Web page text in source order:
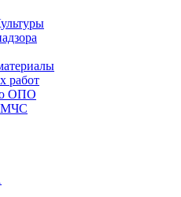
работ
ОПО
МЧС